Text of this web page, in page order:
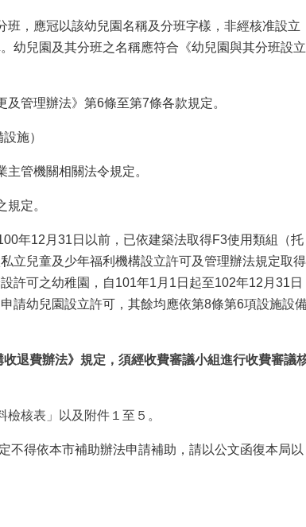
，應冠以該幼兒園名稱及分班字樣，非經核准設立
幼兒園及其分班之名稱應符合《幼兒園與其分班設立
管理辦法》第6條至第7條各款規定。
施）
管機關相關法令規定。
定。
年12月31日以前，已依建築法取得F3使用類組（托
立兒童及少年福利機構設立許可及管理辦法規定取得
許可之幼稚園，自101年1月1日起至102年12月31日
請幼兒園設立許可，其餘均應依第8條第6項設施設
退費辦法》規定，須經收費審議小組進行收費審議
檢核表」以及附件１至５。
不得依本市補助辦法申請補助，請以公文函復本局以